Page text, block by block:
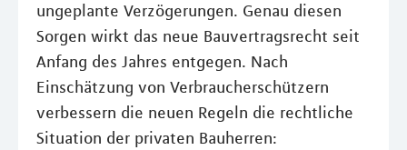
ungeplante Verzögerungen. Genau diesen
Sorgen wirkt das neue Bauvertragsrecht seit
Anfang des Jahres entgegen. Nach
Einschätzung von Verbraucherschützern
verbessern die neuen Regeln die rechtliche
Situation der privaten Bauherren: